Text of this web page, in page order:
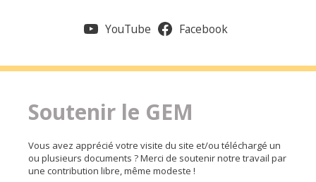
YouTube Facebook
Soutenir le GEM
Vous avez apprécié votre visite du site et/ou téléchargé un
ou plusieurs documents ? Merci de soutenir notre travail par
une contribution libre, même modeste !